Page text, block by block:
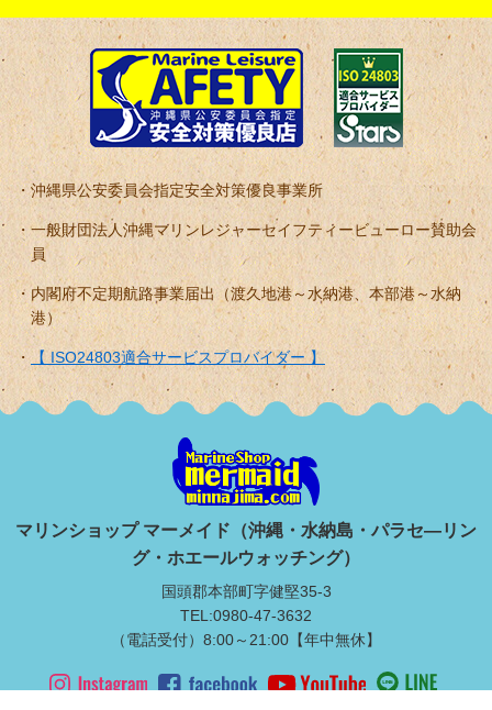
沖縄県公安委員会指定安全対策優良事業所
一般財団法人沖縄マリンレジャーセイフティービューロー賛助会
員
内閣府不定期航路事業届出（渡久地港～水納港、本部港～水納
港）
【 ISO24803適合サービスプロバイダー 】
マリンショップ マーメイド（沖縄・水納島・パラセ―リン
グ・ホエールウォッチング）
国頭郡本部町字健堅35-3
TEL:0980-47-3632
（電話受付）8:00～21:00【年中無休】